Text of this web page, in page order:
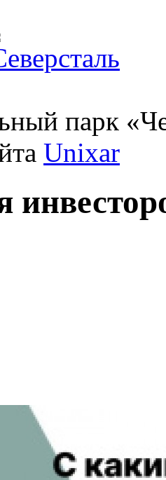
парк
Unixar